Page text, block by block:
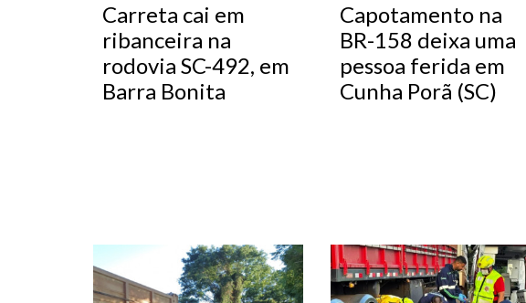
Carreta cai em
ribanceira na
rodovia SC-492, em
Barra Bonita
Capotamento na
BR-158 deixa uma
pessoa ferida em
Cunha Porã (SC)